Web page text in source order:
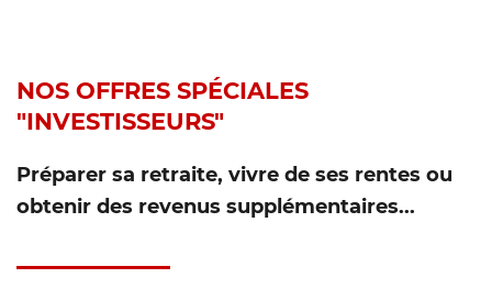
NOS OFFRES SPÉCIALES
"INVESTISSEURS"
Préparer sa retraite, vivre de ses rentes ou
obtenir des revenus supplémentaires...